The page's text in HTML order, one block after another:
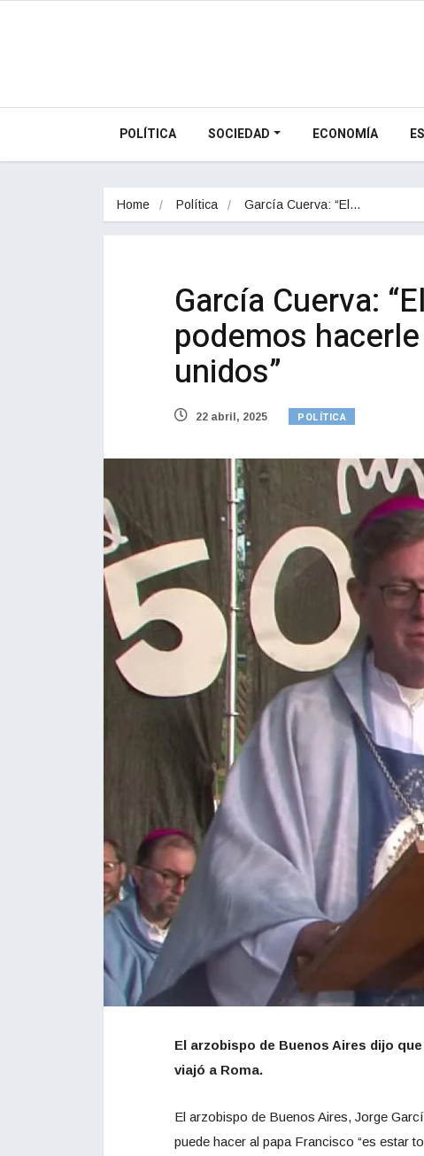
POLÍTICA SOCIEDAD ECONOMÍA
Home Política García Cuerva: “El…
García Cuerva:
podemos
unidos”
22 abril, 2025 POLÍTICA
El arzobispo de Buenos Aires dijo
viajó a Roma.
El arzobispo de Buenos Aires, Jorge
puede hacer al papa Francisco “es estar